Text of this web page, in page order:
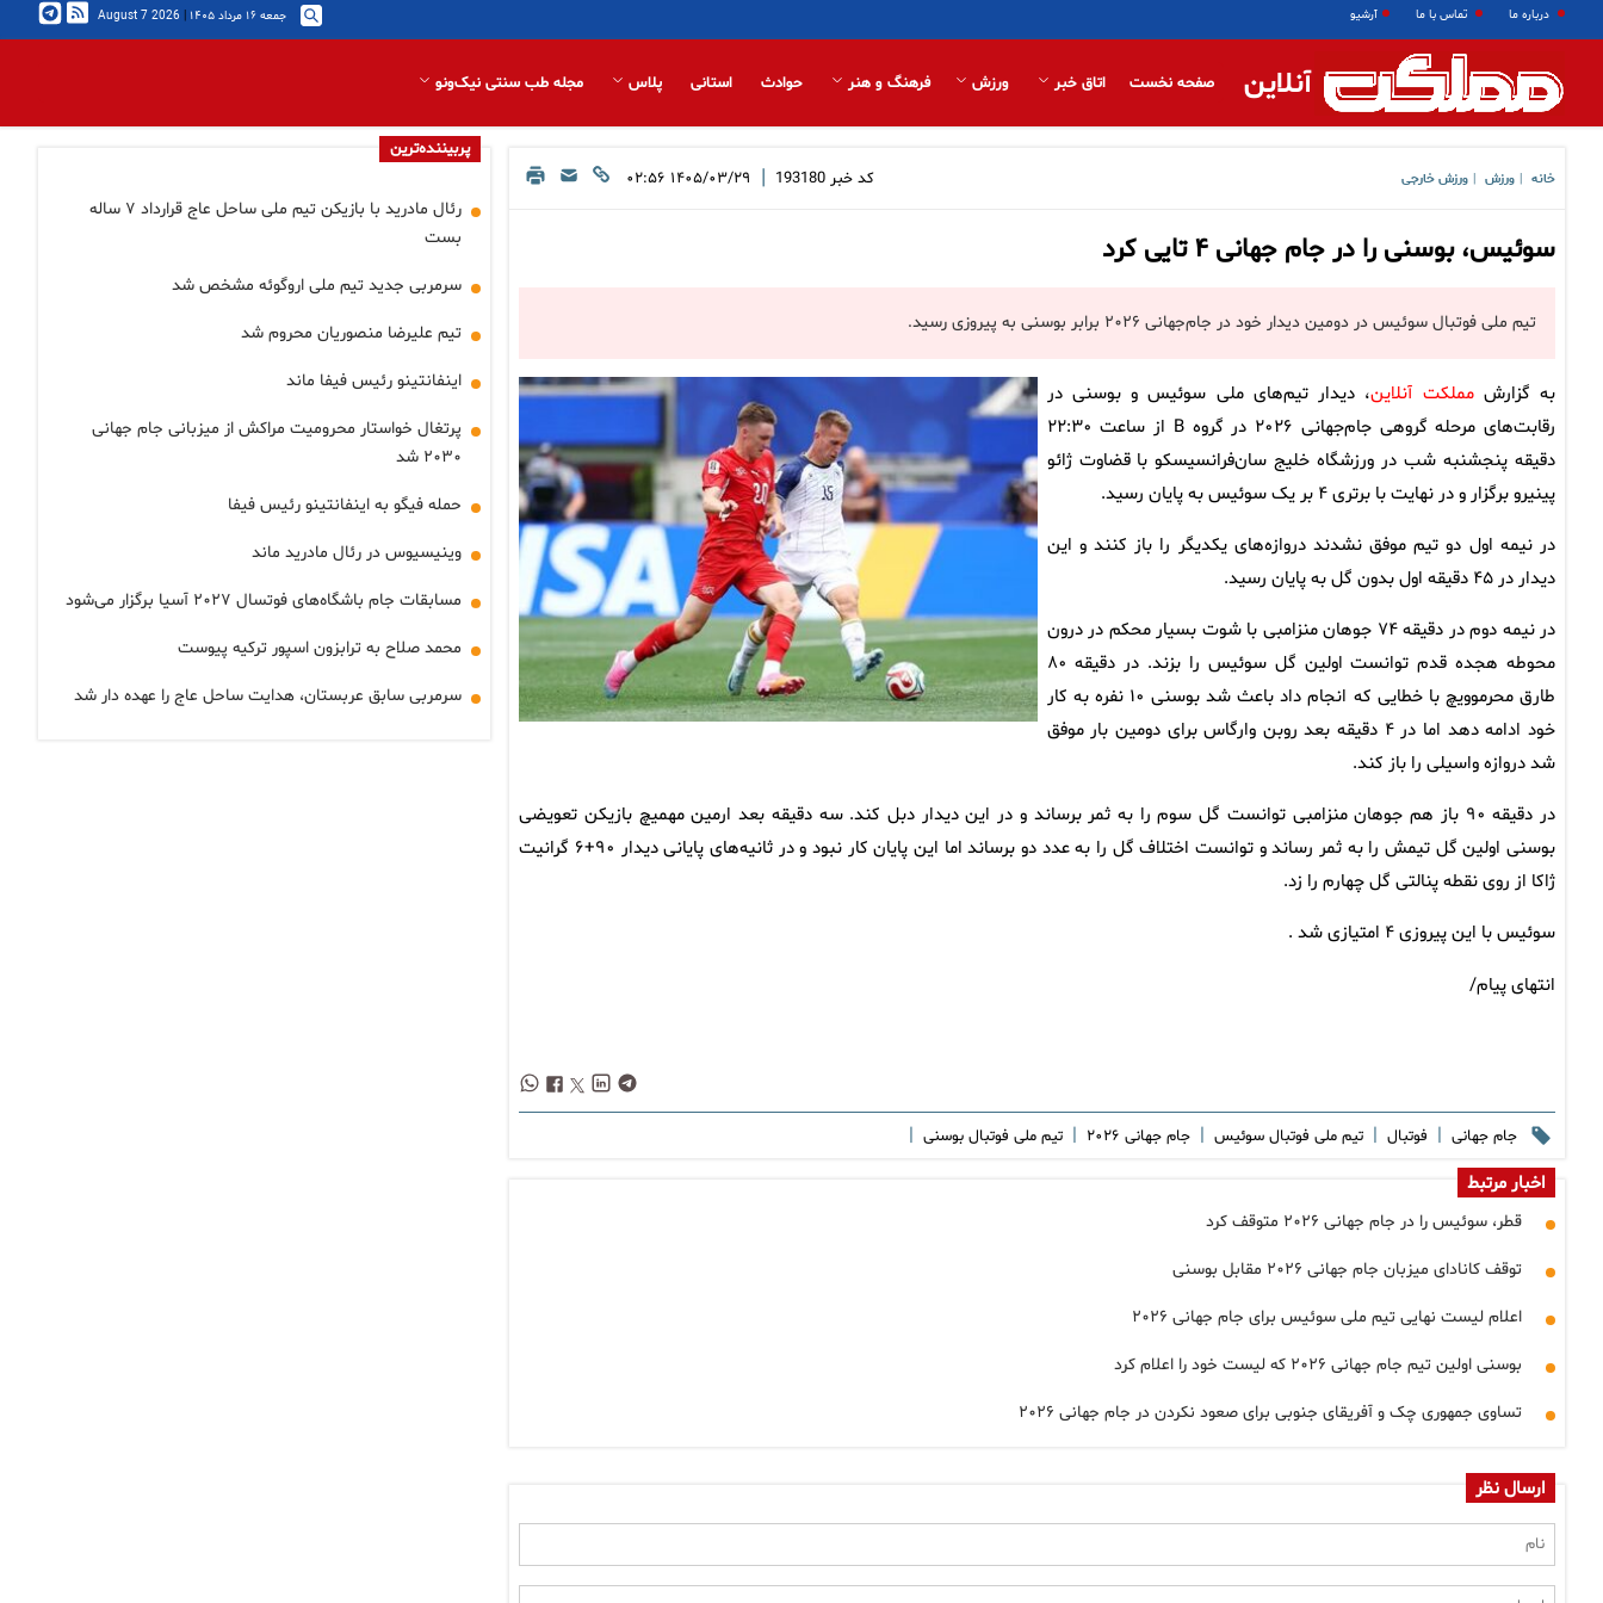
درباره ما تماس با ما آرشیو جمعه ۱۶ مرداد ۱۴۰۵ |
2026 August 7
آنلاین صفحه نخست اتاق خبر ورزش فرهنگ و هنر حوادث استانی پلاس مجله طب سنتی نیک‌ونو
خانه ورزش ورزش خارجی کد خبر 193180
| ۱۴۰۵/۰۳/۲۹ ۰۲:۵۶
سوئیس، بوسنی را در جام جهانی ۴ تایی کرد
تیم ملی فوتبال سوئیس در دومین دیدار خود در جام‌جهانی ۲۰۲۶ برابر بوسنی به پیروزی رسید.
به گزارشمملکت آنلاین، دیدار تیم‌های ملی سوئیس و بوسنی در
رقابت‌های مرحله گروهی جام‌جهانی ۲۰۲۶ در گروه B از ساعت ۲۲:۳۰
دقیقه پنجشنبه شب در ورزشگاه خلیج سان‌فرانسیسکو با قضاوت ژائو
پینیرو برگزار و در نهایت با برتری ۴ بر یک سوئیس به پایان رسید.
در نیمه اول دو تیم موفق نشدند دروازه‌های یکدیگر را باز کنند و این
دیدار در ۴۵ دقیقه اول بدون گل به پایان رسید.
در نیمه دوم در دقیقه ۷۴ جوهان منزامبی با شوت بسیار محکم در درون
محوطه هجده قدم توانست اولین گل سوئیس را بزند. در دقیقه ۸۰
طارق محرموویچ با خطایی که انجام داد باعث شد بوسنی ۱۰ نفره به کار
خود ادامه دهد اما در ۴ دقیقه بعد روبن وارگاس برای دومین بار موفق
شد دروازه واسیلی را باز کند.
در دقیقه ۹۰ باز هم جوهان منزامبی توانست گل سوم را به ثمر برساند و در این دیدار دبل کند. سه دقیقه بعد ارمین مهمیچ بازیکن تعویضی
بوسنی اولین گل تیمش را به ثمر رساند و توانست اختلاف گل را به عدد دو برساند اما این پایان کار نبود و در ثانیه‌های پایانی دیدار ۹۰+۶ گرانیت
ژاکا از روی نقطه پنالتی گل چهارم را زد.
سوئیس با این پیروزی ۴ امتیازی شد .
انتهای پیام/
جام جهانی | فوتبال | تیم ملی فوتبال سوئیس | جام جهانی ۲۰۲۶ | تیم ملی فوتبال بوسنی |
اخبار مرتبط
قطر، سوئیس را در جام جهانی ۲۰۲۶ متوقف کرد
توقف کانادای میزبان جام جهانی ۲۰۲۶ مقابل بوسنی
اعلام لیست نهایی تیم ملی سوئیس برای جام جهانی ۲۰۲۶
بوسنی اولین تیم جام جهانی ۲۰۲۶ که لیست خود را اعلام کرد
تساوی جمهوری چک و آفریقای جنوبی برای صعود نکردن در جام جهانی ۲۰۲۶
ارسال نظر
پربیننده‌ترین
رئال مادرید با بازیکن تیم ملی ساحل عاج قرارداد ۷ ساله
بست
سرمربی جدید تیم ملی اروگوئه مشخص شد
تیم علیرضا منصوریان محروم شد
اینفانتینو رئیس فیفا ماند
پرتغال خواستار محرومیت مراکش از میزبانی جام جهانی
۲۰۳۰ شد
حمله فیگو به اینفانتینو رئیس فیفا
وینیسیوس در رئال مادرید ماند
مسابقات جام باشگاه‌های فوتسال ۲۰۲۷ آسیا برگزار می‌شود
محمد صلاح به ترابزون اسپور ترکیه پیوست
سرمربی سابق عربستان، هدایت ساحل عاج را عهده دار شد